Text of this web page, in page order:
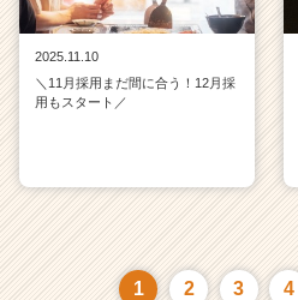
2025.11.10
＼11月採用まだ間に合う！12月採
用もスタート／
1 2 3 4